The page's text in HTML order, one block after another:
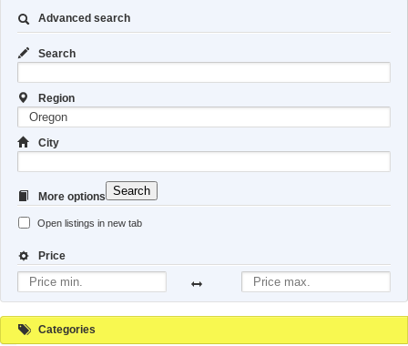
Advanced search
Search
Region
City
More options
Open listings in new tab
Price
Search
Categories